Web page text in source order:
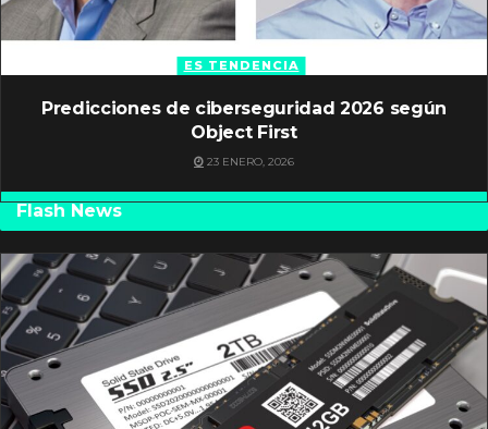
ES TENDENCIA
Predicciones de ciberseguridad 2026 según
Object First
23 ENERO, 2026
Flash News